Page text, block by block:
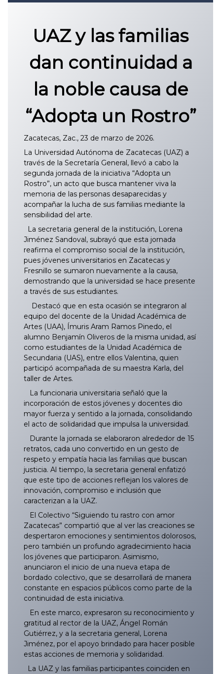
CONVOCATORIA DE INGRESO UAZ
UAZ y las familias
dan continuidad a
la noble causa de
“Adopta un Rostro”
Zacatecas, Zac., 23 de marzo de 2026.
La Universidad Autónoma de Zacatecas (UAZ) a
través de la Secretaría General, llevó a cabo la
segunda jornada de la iniciativa “Adopta un
Rostro”, un acto que busca mantener viva la
memoria de las personas desaparecidas y
acompañar la lucha de sus familias mediante la
sensibilidad del arte.
La secretaria general de la institución, Lorena
Jiménez Sandoval, subrayó que esta jornada
reafirma el compromiso social de la institución,
pues jóvenes universitarios en Zacatecas y
Fresnillo se sumaron nuevamente a la causa,
demostrando que la universidad se hace presente
a través de sus estudiantes.
Destacó que en esta ocasión se integraron al
equipo del docente de la Unidad Académica de
Artes (UAA), Ímuris Aram Ramos Pinedo, el
alumno Benjamín Oliveros de la misma unidad, así
como estudiantes de la Unidad Académica de
Secundaria (UAS), entre ellos Valentina, quien
participó acompañada de su maestra Karla, del
taller de Artes.
La funcionaria universitaria señaló que la
incorporación de estos jóvenes y docentes dio
mayor fuerza y sentido a la jornada, consolidando
el acto de solidaridad que impulsa la universidad.
Durante la jornada se elaboraron alrededor de 15
retratos, cada uno convertido en un gesto de
respeto y empatía hacia las familias que buscan
justicia. Al tiempo, la secretaria general enfatizó
que este tipo de acciones reflejan los valores de
innovación, compromiso e inclusión que
caracterizan a la UAZ.
El Colectivo “Siguiendo tu rastro con amor
Zacatecas” compartió que al ver las creaciones se
despertaron emociones y sentimientos dolorosos,
pero también un profundo agradecimiento hacia
los jóvenes que participaron. Asimismo,
anunciaron el inicio de una nueva etapa de
bordado colectivo, que se desarrollará de manera
constante en espacios públicos como parte de la
continuidad de esta iniciativa.
En este marco, expresaron su reconocimiento y
gratitud al rector de la UAZ, Ángel Román
Gutiérrez, y a la secretaria general, Lorena
Jiménez, por el apoyo brindado para hacer posible
estas acciones de memoria y solidaridad.
La UAZ y las familias participantes coinciden en